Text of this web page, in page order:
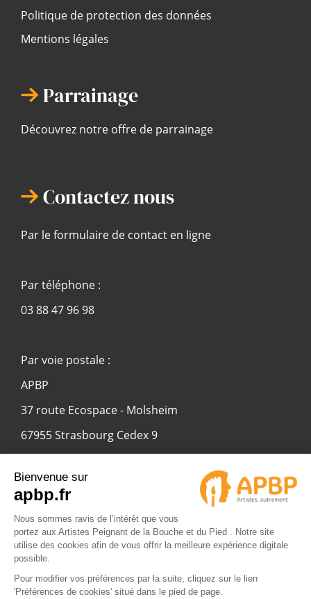
Politique de protection des données
Mentions légales
Parrainage
Découvrez notre offre de parrainage
Contactez nous
Par le formulaire de contact en ligne
Par téléphone :
03 88 47 96 98
Par voie postale :
APBP
37 route Ecospace - Molsheim
67955 Strasbourg Cedex 9